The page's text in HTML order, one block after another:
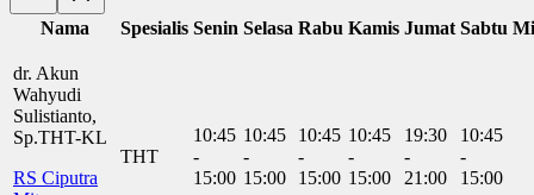
Nama Spesialis Senin Selasa Rabu Kamis Jumat Sabtu
dr. Akun
Wahyudi
Sulistianto,
Sp.THT-KL
RS Ciputra
THT
10:45
-
15:00
10:45
-
15:00
10:45
-
15:00
10:45
-
15:00
19:30
-
21:00
10:45
-
15:00